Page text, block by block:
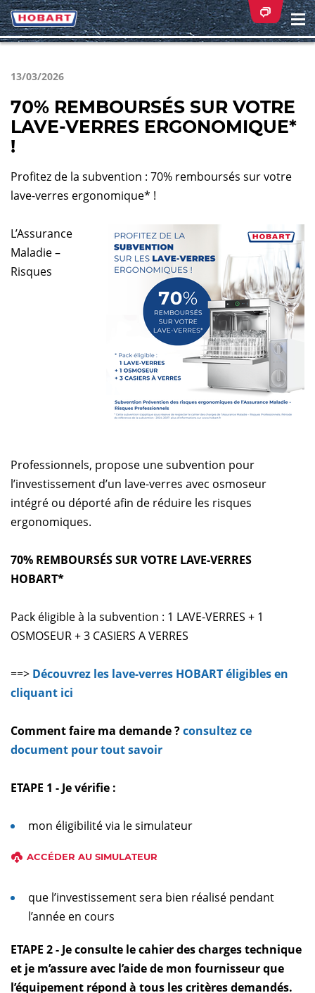
13/03/2026
70% REMBOURSÉS SUR VOTRE
LAVE-VERRES ERGONOMIQUE*
!
Profitez de la subvention : 70% remboursés sur votre
lave-verres ergonomique* !
L’Assurance
Maladie –
Risques
Professionnels, propose une subvention pour
l’investissement d’un lave-verres avec osmoseur
intégré ou déporté afin de réduire les risques
ergonomiques.
70% REMBOURSÉS SUR VOTRE LAVE-VERRES
HOBART*
Pack éligible à la subvention : 1 LAVE-VERRES + 1
OSMOSEUR + 3 CASIERS A VERRES
==> Découvrez les lave-verres HOBART éligibles en
cliquant ici
Comment faire ma demande ?consultez ce
document pour tout savoir
ETAPE 1 - Je vérifie :
mon éligibilité via le simulateur
ACCÉDER AU SIMULATEUR
que l’investissement sera bien réalisé pendant
l’année en cours
ETAPE 2 - Je consulte le cahier des charges technique
et je m’assure avec l’aide de mon fournisseur que
l’équipement répond à tous les critères demandés.